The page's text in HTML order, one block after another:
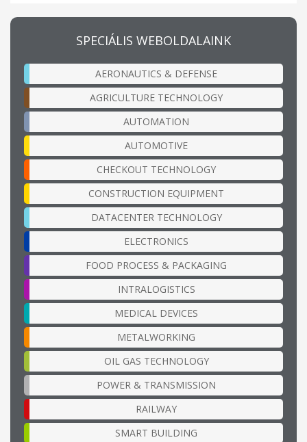
SPECIÁLIS WEBOLDALAINK
AERONAUTICS & DEFENSE
AGRICULTURE TECHNOLOGY
AUTOMATION
AUTOMOTIVE
CHECKOUT TECHNOLOGY
CONSTRUCTION EQUIPMENT
DATACENTER TECHNOLOGY
ELECTRONICS
FOOD PROCESS & PACKAGING
INTRALOGISTICS
MEDICAL DEVICES
METALWORKING
OIL GAS TECHNOLOGY
POWER & TRANSMISSION
RAILWAY
SMART BUILDING